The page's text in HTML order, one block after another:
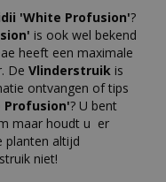
'White Profusion'?
is ook wel bekend
heeft een maximale
De Vlinderstruik is
ontvangen of tips
Profusion'? U bent
maar houdt u er
planten altijd
niet!